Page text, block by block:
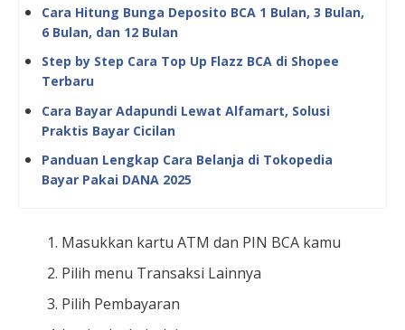
Cara Hitung Bunga Deposito BCA 1 Bulan, 3 Bulan,
6 Bulan, dan 12 Bulan
Step by Step Cara Top Up Flazz BCA di Shopee
Terbaru
Cara Bayar Adapundi Lewat Alfamart, Solusi
Praktis Bayar Cicilan
Panduan Lengkap Cara Belanja di Tokopedia
Bayar Pakai DANA 2025
Masukkan kartu ATM dan PIN BCA kamu
Pilih menu Transaksi Lainnya
Pilih Pembayaran